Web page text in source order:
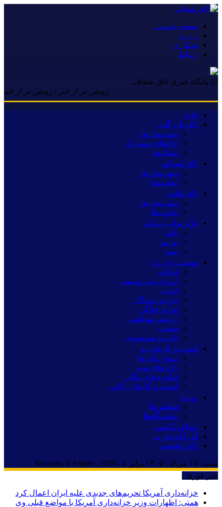
صفحه نخست
درباره
همکاری
ارتباط
۞ پایگاه خبری اتاق شفاف :
روشن تر از خبر | روشن تر از خبر |
خانه
اتاق بازرگانی
شهرستان‌ها
اتاق‌های مشترک
تشکل‌ها
اتاق اصناف
شهرستان‌ها
اتحادیه‌ها
اتاق تعاون
شهرستان‌ها
تعاونی‌ها
بازار پولی و مالی
بانک
بورس
بیمه
صنعت و انرژی
فلزات
انرژی و پتروشیمی
غذایی
چرم و پوشاک
لوازم خانگی
آرایشی بهداشتی
معدنی
چاپ و بسته‌بندی
کسب و کارهای نو
استارت‌آپ‌ها
بازارهای نوین
فناوری‌های مالی
کسب و کارهای آنلاین
رویداد
همایش‌ها
نمایشگاه‌ها
شفاف‌نگاشت
گذرگاه تجارت
اتاق واقعیت
شنبه, ۱۷ مرداد , ۱۴۰۵ برابر با - Saturday, 8 August , 2026
خبر فوری :
خزانه‌داری آمریکا تحریم‌های جدیدی علیه ایران اعمال کرد
همتی: اظهارات وزیر خزانه‌داری آمریکا با مواضع قبلی وی